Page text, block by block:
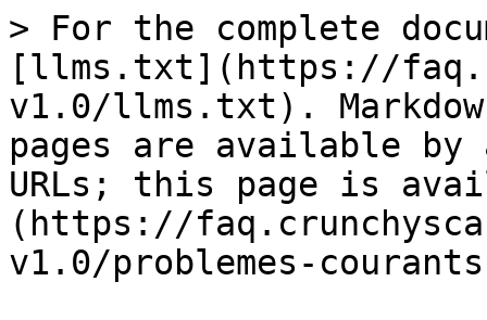
> For the complete
[llms.txt](https://
v1.0/llms.txt).
pages are available by
URLs; this page is
(https://
v1.0/problemes-